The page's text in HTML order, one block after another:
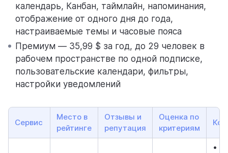
календарь, Канбан, таймлайн, напоминания,
отображение от одного дня до года,
настраиваемые темы и часовые пояса
Премиум — 35,99 $ за год, до 29 человек в
рабочем пространстве по одной подписке,
пользовательские календари, фильтры,
настройки уведомлений
Сервис
Место в
рейтинге
Отзывы и
репутация
Оценка по
критериям
•